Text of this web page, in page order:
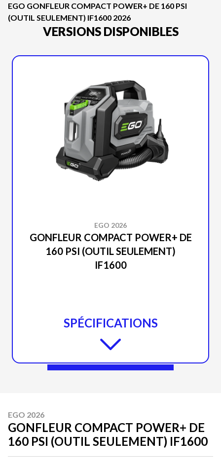
EGO GONFLEUR COMPACT POWER+ DE 160 PSI
(OUTIL SEULEMENT) IF1600 2026
VERSIONS DISPONIBLES
EGO 2026
GONFLEUR COMPACT POWER+ DE
160 PSI (OUTIL SEULEMENT)
IF1600
SPÉCIFICATIONS
EGO 2026
GONFLEUR COMPACT POWER+ DE
160 PSI (OUTIL SEULEMENT) IF1600